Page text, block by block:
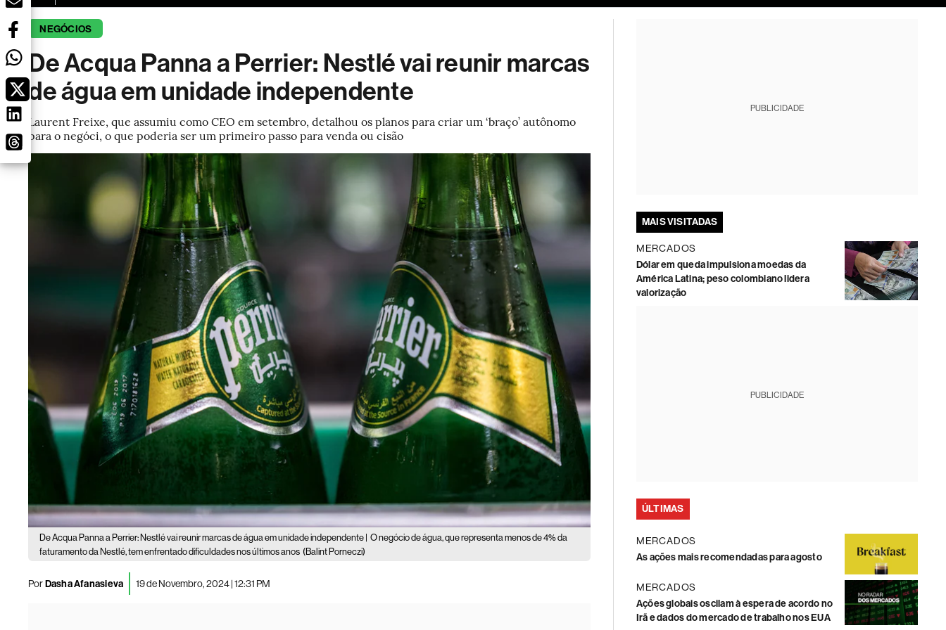
NEGÓCIOS
De Acqua Panna a Perrier: Nestlé vai reunir marcas
de água em unidade independente
Laurent Freixe, que assumiu como CEO em setembro, detalhou os planos para criar um ‘braço’ autônomo
para o negóci, o que poderia ser um primeiro passo para venda ou cisão
De Acqua Panna a Perrier: Nestlé vai reunir marcas de água em unidade independente |
O negócio de água, que representa menos de 4% da
faturamento da Nestlé, tem enfrentado dificuldades nos últimos anos (Balint Porneczi)
PorDasha Afanasieva 19 de Novembro, 2024 | 12:31 PM
PUBLICIDADE
MAIS VISITADAS
MERCADOS
Dólar em queda impulsiona moedas da
América Latina; peso colombiano lidera
valorização
PUBLICIDADE
ÚLTIMAS
MERCADOS
As ações mais recomendadas para agosto
MERCADOS
Ações globais oscilam à espera de acordo no
Irã e dados do mercado de trabalho nos EUA